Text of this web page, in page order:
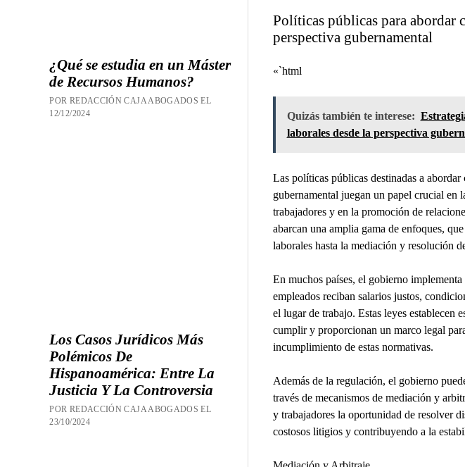
¿Qué se estudia en un Máster
de Recursos Humanos?
POR REDACCIÓN CAJA ABOGADOS EL
12/12/2024
Los Casos Jurídicos Más
Polémicos De
Hispanoamérica: Entre La
Justicia Y La Controversia
POR REDACCIÓN CAJA ABOGADOS EL
23/10/2024
Políticas públicas para abordar
perspectiva gubernamental
«`html
Quizás también te interese:
laborales desde la perspectiva
Las políticas públicas destinadas a
gubernamental juegan un papel crucial en
trabajadores y en la promoción de
abarcan una amplia gama de enfoques,
laborales hasta la mediación y resolución
En muchos países, el gobierno
empleados reciban salarios justos,
el lugar de trabajo. Estas leyes establecen
cumplir y proporcionan un marco legal
incumplimiento de estas normativas.
Además de la regulación, el gobierno
través de mecanismos de mediación y
y trabajadores la oportunidad de resolver
costosos litigios y contribuyendo a la